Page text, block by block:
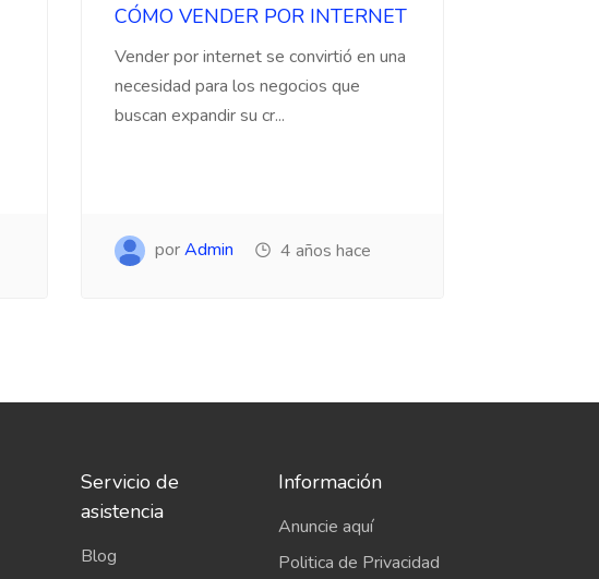
CÓMO VENDER POR INTERNET
Vender por internet se convirtió en una
necesidad para los negocios que
buscan expandir su cr...
porAdmin 4 años hace
Servicio de
asistencia
Blog
Información
Anuncie aquí
Politica de Privacidad